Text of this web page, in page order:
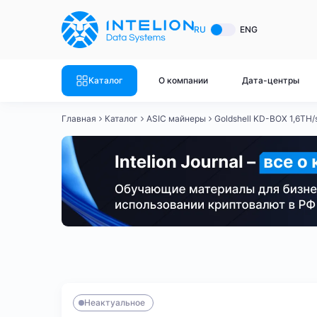
RU ENG
Каталог О компании Дата-центры
ASIC майнеры
Canaan
Innosilicon
Готовый
Готовый
Готовый
Готовый
Готовый
Главная Каталог ASIC майнеры Goldshell KD-BOX 1,6TH/
Неактуальное